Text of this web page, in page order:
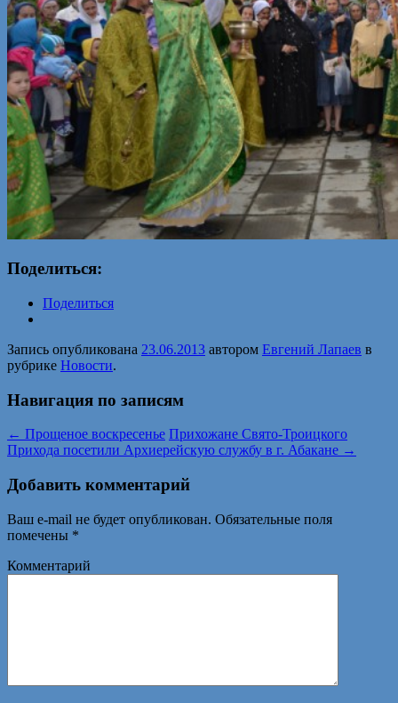
Поделиться:
Поделиться
Запись опубликована 23.06.2013 автором Евгений Лапаев в
рубрике Новости.
Навигация по записям
← Прощеное воскресенье Прихожане Свято-Троицкого
Прихода посетили Архиерейскую службу в г. Абакане →
Добавить комментарий
Ваш e-mail не будет опубликован. Обязательные поля
помечены *
Комментарий